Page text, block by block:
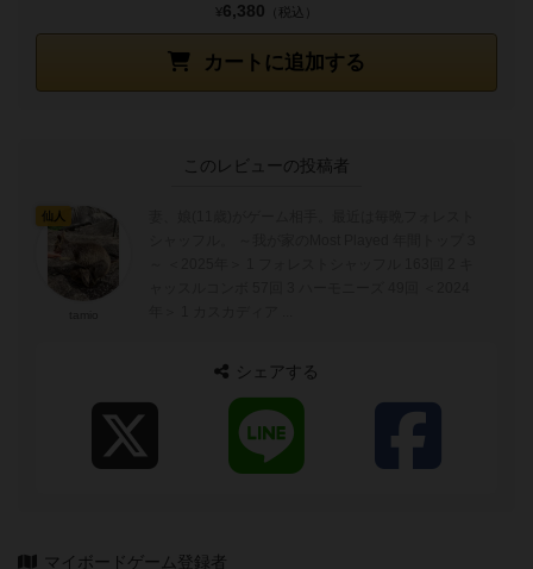
カートに追加する
¥6,380 （税込）
このレビューの投稿者
仙人
シェアする
マイボードゲーム登録者